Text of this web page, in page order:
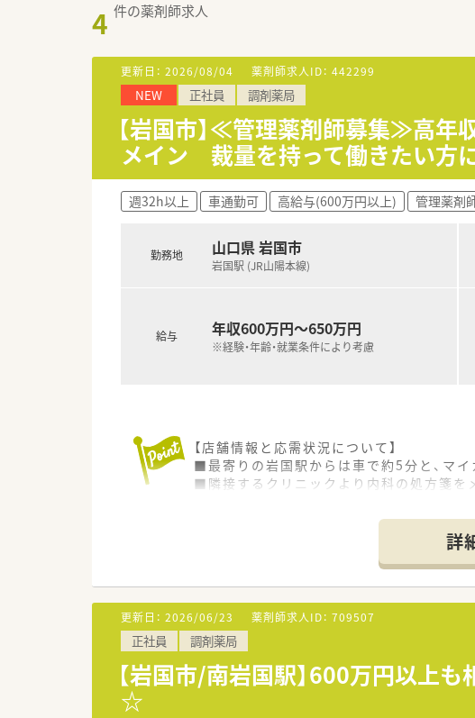
4 件の薬剤師求人
更新日： 2026/08/04 薬剤師求人ID： 442299
NEW 正社員 調剤薬局
【岩国市】≪管理薬剤師募集≫高
メイン 裁量を持って働きたい方に
週32h以上 車通勤可 高給与(600万円以上) 管理薬剤
勤務地 山口県 岩国市
岩国駅 (JR山陽本線)
給与 年収600万円～650万円
※経験・年齢・就業条件により考慮
【店舗情報と応需状況について】
■最寄りの岩国駅からは車で約5分と、マ
■隣接するクリニックより内科の処方箋を
■欠員補充のための急募案件であり、管理
■会社の理念を理解し、真面目に業務に取
■柔軟な考え方を持ち、ドクターや患者様
【法人特徴について】
■広島県と山口県を中心に30店舗以上を展
■門前クリニックとの良好な関係作りを
■無理な店舗異動を強いることはなく、各
詳
更新日： 2026/06/23 薬剤師求人ID： 709507
正社員 調剤薬局
【岩国市/南岩国駅】600万円以上
☆